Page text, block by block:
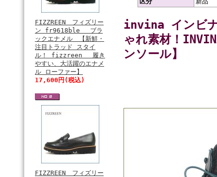
FIZZREEN フィズリー
ン fr9618ble ブラ
ックエナメル 【新鮮・
注目トラッド スタイ
ル！ fizzreen 履き
やすい、大活躍のエナメ
ル ローファー】
17,600円(税込)
FIZZREEN フィズリー
invina インビ
ゃれ素材！
ンソール】